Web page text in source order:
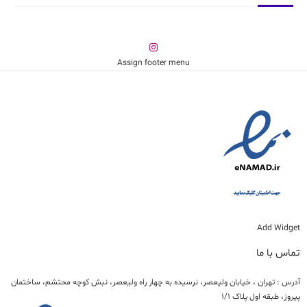
Assign footer menu
Add Widget
تماس با ما
آدرس : تهران ، خیابان ولیعصر، نرسیده به چهار راه ولیعصر، نبش کوچه محتشم، ساختمان
پیروز، طبقه اول پلاک 1/1